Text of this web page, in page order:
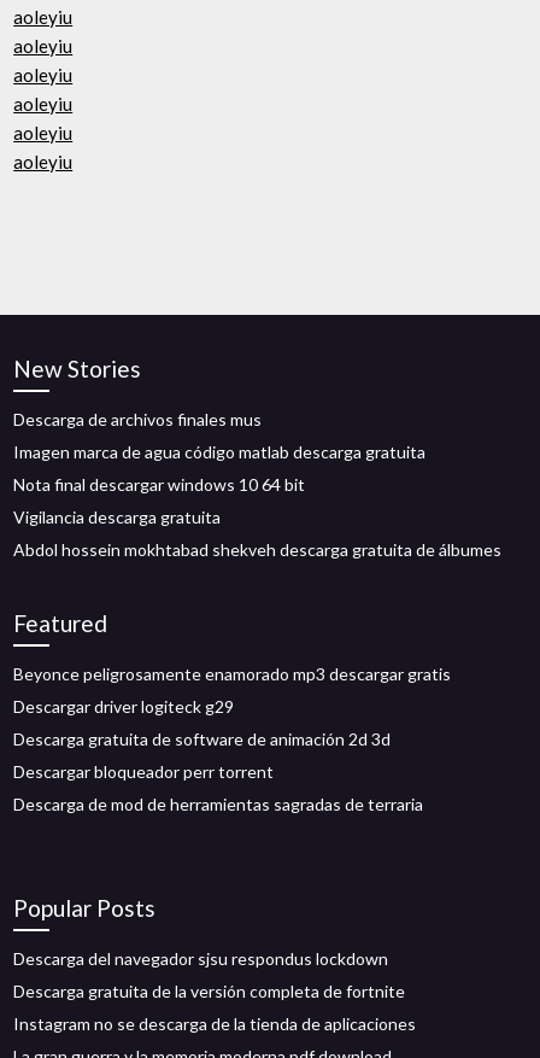
aoleyiu
aoleyiu
aoleyiu
aoleyiu
aoleyiu
aoleyiu
New Stories
Descarga de archivos finales mus
Imagen marca de agua código matlab descarga gratuita
Nota final descargar windows 10 64 bit
Vigilancia descarga gratuita
Abdol hossein mokhtabad shekveh descarga gratuita de álbumes
Featured
Beyonce peligrosamente enamorado mp3 descargar gratis
Descargar driver logiteck g29
Descarga gratuita de software de animación 2d 3d
Descargar bloqueador perr torrent
Descarga de mod de herramientas sagradas de terraria
Popular Posts
Descarga del navegador sjsu respondus lockdown
Descarga gratuita de la versión completa de fortnite
Instagram no se descarga de la tienda de aplicaciones